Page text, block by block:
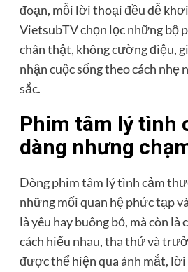
đoạn, mỗi lời thoại đều dễ
VietsubTV chọn lọc những bộ
chân thật, không cường điệu,
nhận cuộc sống theo cách nhẹ
sắc.
Phim tâm lý tình
dàng nhưng
Dòng phim tâm lý tình cảm
những mối quan hệ phức tạp
là yêu hay buông bỏ, mà còn là
cách hiểu nhau, tha thứ và
được thể hiện qua ánh mắt, lời